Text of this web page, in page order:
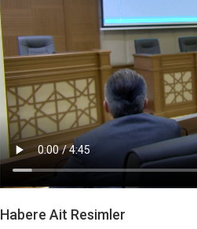
Habere Ait Resimler